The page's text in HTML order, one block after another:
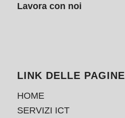
Lavora con noi
LINK DELLE PAGINE
HOME
SERVIZI ICT